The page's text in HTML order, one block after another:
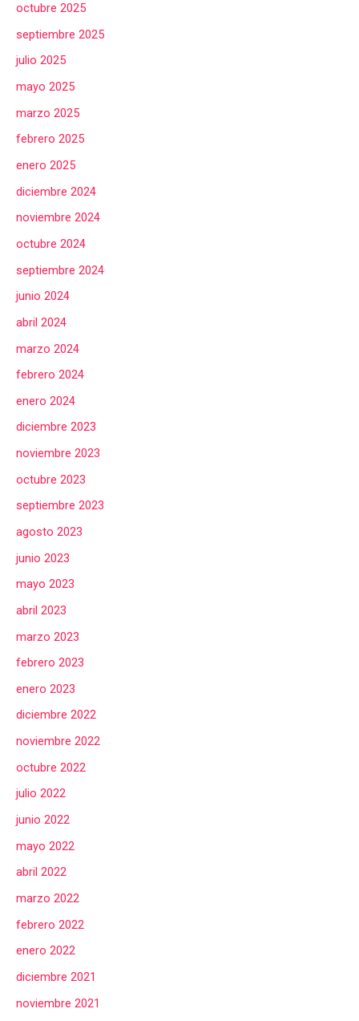
octubre 2025
septiembre 2025
julio 2025
mayo 2025
marzo 2025
febrero 2025
enero 2025
diciembre 2024
noviembre 2024
octubre 2024
septiembre 2024
junio 2024
abril 2024
marzo 2024
febrero 2024
enero 2024
diciembre 2023
noviembre 2023
octubre 2023
septiembre 2023
agosto 2023
junio 2023
mayo 2023
abril 2023
marzo 2023
febrero 2023
enero 2023
diciembre 2022
noviembre 2022
octubre 2022
julio 2022
junio 2022
mayo 2022
abril 2022
marzo 2022
febrero 2022
enero 2022
diciembre 2021
noviembre 2021